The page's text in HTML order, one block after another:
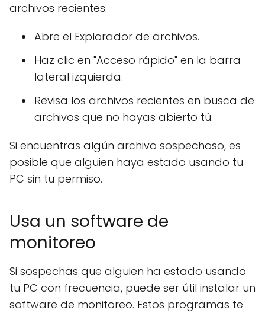
archivos recientes.
Abre el Explorador de archivos.
Haz clic en "Acceso rápido" en la barra
lateral izquierda.
Revisa los archivos recientes en busca de
archivos que no hayas abierto tú.
Si encuentras algún archivo sospechoso, es
posible que alguien haya estado usando tu
PC sin tu permiso.
Usa un software de
monitoreo
Si sospechas que alguien ha estado usando
tu PC con frecuencia, puede ser útil instalar un
software de monitoreo. Estos programas te